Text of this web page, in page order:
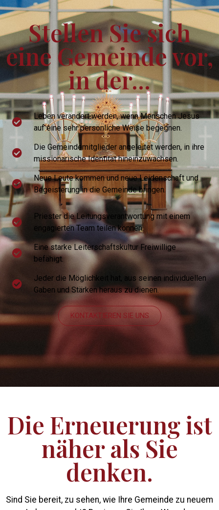
Stellen Sie sich
eine Gemeinde vor,
in der...
Leben verändert werden, wenn Menschen Jesus
auf eine sehr persönliche Weise begegnen.
Die Gemeindemitglieder angeleitet werden, in ihre
missionarische Identität hineinzuwachsen.
Neue Leute kommen und neue Leidenschaft und
Begeisterung in die Gemeinde bringen.
Priester die Leitungsverantwortung mit einem
engagierten Team teilen können.
Eine starke Leiterschaftskultur Freiwillige
befähigt.
Jeder die Möglichkeit hat, aus seinen individuellen
Gaben und Stärken heraus zu dienen.
KONTAKTIEREN SIE UNS
Die Erneuerung ist
näher als Sie
denken.
Sind Sie bereit, zu sehen, wie Ihre Gemeinde zu neuem